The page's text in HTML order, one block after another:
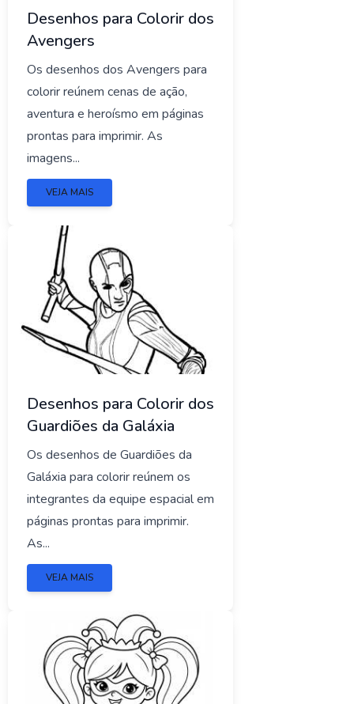
Desenhos para Colorir dos
Avengers
Os desenhos dos Avengers para
colorir reúnem cenas de ação,
aventura e heroísmo em páginas
prontas para imprimir. As
imagens...
VEJA MAIS
Desenhos para Colorir dos
Guardiões da Galáxia
Os desenhos de Guardiões da
Galáxia para colorir reúnem os
integrantes da equipe espacial em
páginas prontas para imprimir.
As...
VEJA MAIS